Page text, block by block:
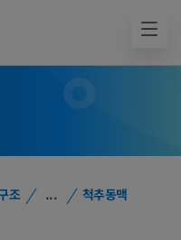
조 ...
척추동맥